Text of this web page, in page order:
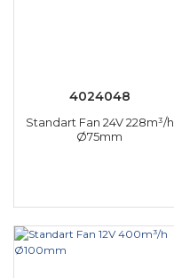
4024048
Standart Fan 24V 228m³/h
Ø75mm